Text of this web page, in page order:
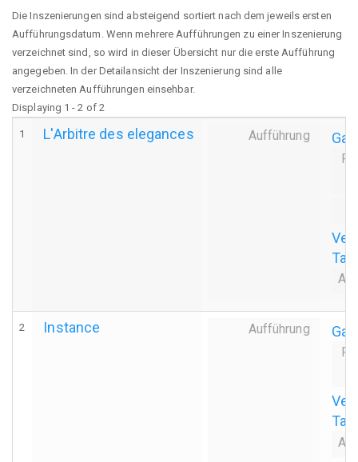
Die Inszenierungen sind absteigend sortiert nach dem jeweils ersten
Aufführungsdatum. Wenn mehrere Aufführungen zu einer Inszenierung
verzeichnet sind, so wird in dieser Übersicht nur die erste Aufführung
angegeben. In der Detailansicht der Inszenierung sind alle
verzeichneten Aufführungen einsehbar.
Displaying 1 - 2 of 2
1 L'Arbitre des elegances Aufführung
2 Instance Aufführung